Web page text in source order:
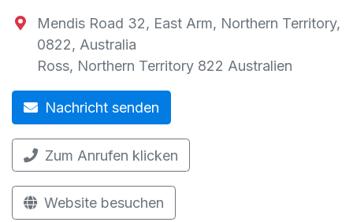
Mendis Road 32, East Arm, Northern Territory,
0822, Australia
Ross, Northern Territory 822 Australien
Nachricht senden
Zum Anrufen klicken
Website besuchen